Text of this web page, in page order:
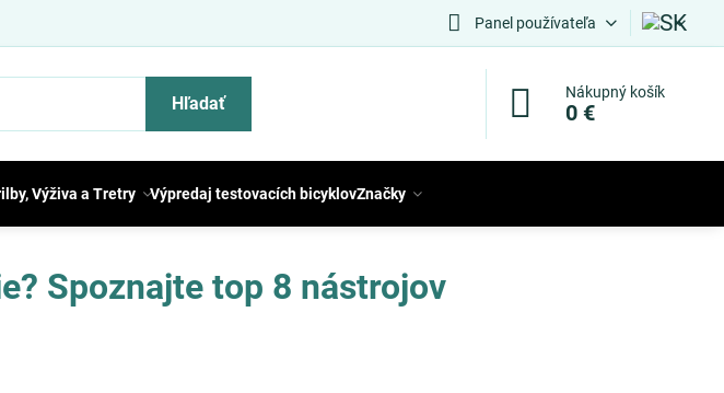
Panel používateľa
Hľadať
Nákupný košík
0 €
Výživa a Tretry Výpredaj testovacích bicyklovZnačky
Spoznajte top 8 nástrojov